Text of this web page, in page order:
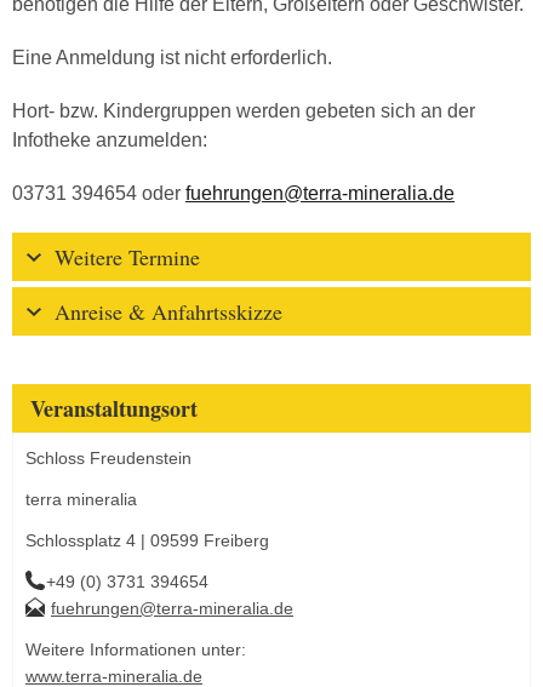
benötigen die Hilfe der Eltern, Großeltern oder Geschwister.
Eine Anmeldung ist nicht erforderlich.
Hort- bzw. Kindergruppen werden gebeten sich an der
Infotheke anzumelden:
03731 394654 oder fuehrungen@terra-mineralia.de
Weitere Termine
Anreise & Anfahrtsskizze
Veranstaltungsort
Schloss Freudenstein
terra mineralia
Schlossplatz 4 | 09599 Freiberg
+49 (0) 3731 394654
fuehrungen@terra-mineralia.de
Weitere Informationen unter:
www.terra-mineralia.de